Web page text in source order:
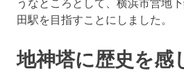
田駅を目指すことにしました。
地神塔に歴史を感